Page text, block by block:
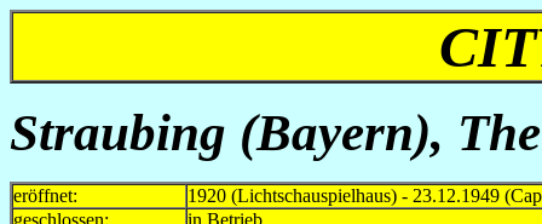
Straubing (Bayern),
eröffnet:
1920 (Lichtschauspielhaus) - 23.12.1949
geschlossen:
in Betrieb